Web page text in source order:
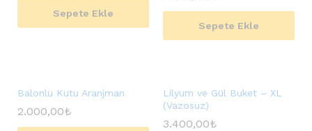
Sepete Ekle
Sepete Ekle
Balonlu Kutu Aranjman
2.000,00₺
Lilyum ve Gül Buket – XL
(Vazosuz)
3.400,00₺